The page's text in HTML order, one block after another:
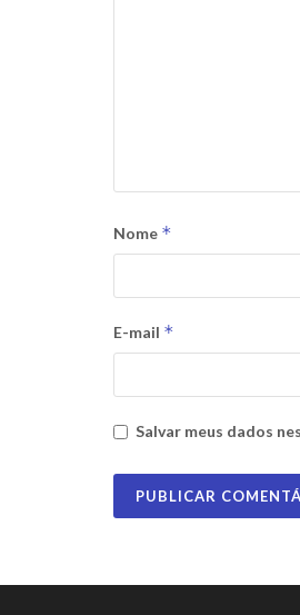
Nome *
E-mail *
Salvar meus dados